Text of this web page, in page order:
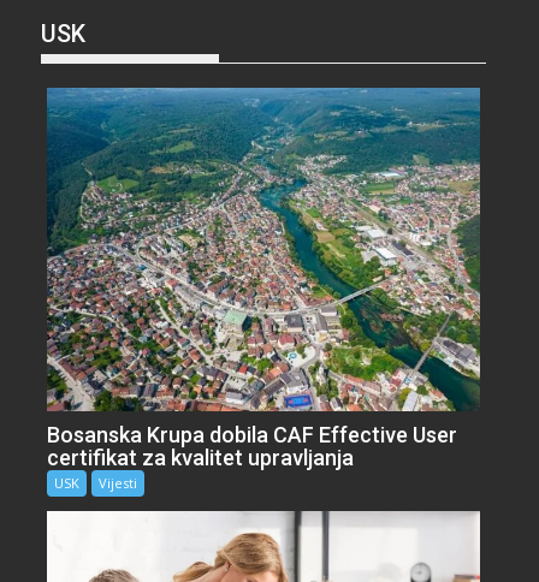
USK
Bosanska Krupa dobila CAF Effective User
certifikat za kvalitet upravljanja
USK Vijesti